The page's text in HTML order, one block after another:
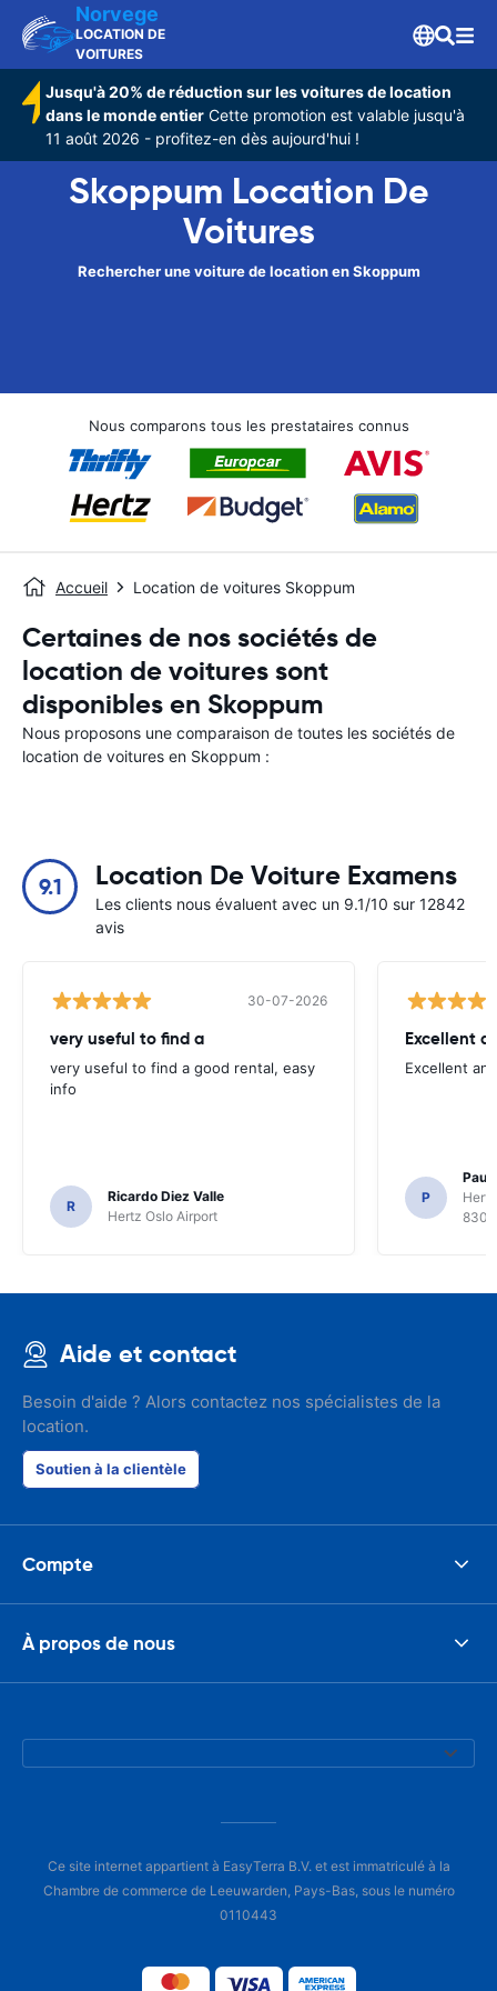
Norvege
LOCATION DE
VOITURES
Jusqu'à 20% de réduction sur les voitures de location
dans le monde entier Cette promotion est valable jusqu'à
11 août 2026 - profitez-en dès aujourd'hui !
Skoppum Location De
Voitures
Rechercher une voiture de location en Skoppum
Nous comparons tous les prestataires connus
Accueil Location de voitures Skoppum
Certaines de nos sociétés de
location de voitures sont
disponibles en Skoppum
Nous proposons une comparaison de toutes les sociétés de
location de voitures en Skoppum :
9.1 Location De Voiture Examens
Les clients nous évaluent avec un 9.1/10 sur 12842
avis
30-07-2026
very useful to find a
very useful to find a good rental, easy
info
R
Ricardo Diez Valle
Hertz Oslo Airport
Excellent
Excellent
P
Paul
8300
Aide et contact
Besoin d'aide ? Alors contactez nos spécialistes de la
location.
Soutien à la clientèle
Compte
À propos de nous
Ce site internet appartient à EasyTerra B.V. et est immatriculé à la
Chambre de commerce de Leeuwarden, Pays-Bas, sous le numéro
0110443